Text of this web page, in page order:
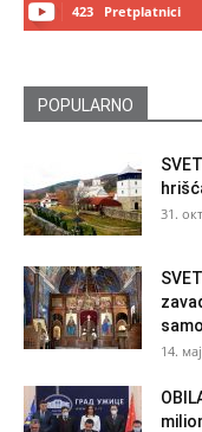
423 Pretplatnici
POPULARNO
31.
14.